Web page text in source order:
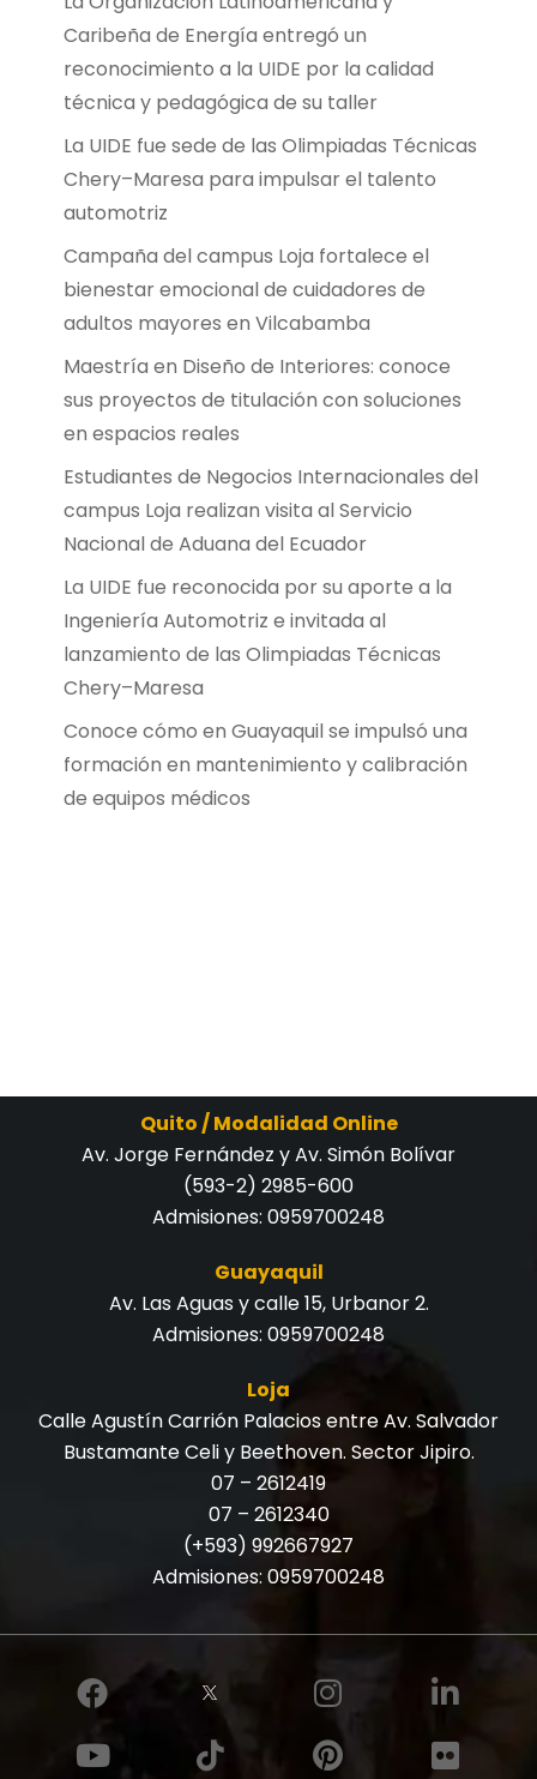
Caribeña de Energía entregó un
reconocimiento a la UIDE por la calidad
técnica y pedagógica de su taller
La UIDE fue sede de las Olimpiadas Técnicas
Chery–Maresa para impulsar el talento
automotriz
Campaña del campus Loja fortalece el
bienestar emocional de cuidadores de
adultos mayores en Vilcabamba
Maestría en Diseño de Interiores: conoce
sus proyectos de titulación con soluciones
en espacios reales
Estudiantes de Negocios Internacionales del
campus Loja realizan visita al Servicio
Nacional de Aduana del Ecuador
La UIDE fue reconocida por su aporte a la
Ingeniería Automotriz e invitada al
lanzamiento de las Olimpiadas Técnicas
Chery–Maresa
Conoce cómo en Guayaquil se impulsó una
formación en mantenimiento y calibración
de equipos médicos
Quito / Modalidad Online
Av. Jorge Fernández y Av. Simón Bolívar
(593-2) 2985-600
Admisiones: 0959700248
Guayaquil
Av. Las Aguas y calle 15, Urbanor 2.
Admisiones: 0959700248
Loja
Calle Agustín Carrión Palacios entre Av. Salvador
Bustamante Celi y Beethoven. Sector Jipiro.
07 – 2612419
07 – 2612340
(+593) 992667927
Admisiones: 0959700248